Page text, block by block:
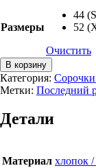
Размеры
44
52
Очистить
Количество
товара
Сорочка
Caren
В корзину
Категория:
Метки: Последний
Детали
Материал хлопок